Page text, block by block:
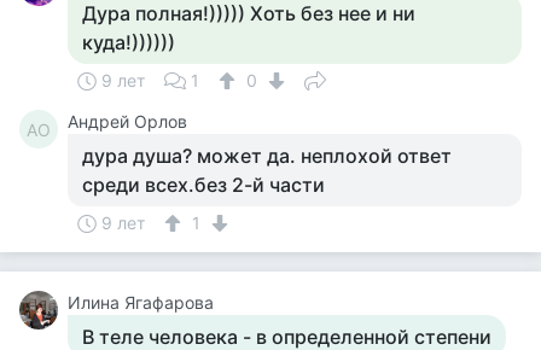
Дура полная!))))) Хоть без нее и ни
куда!))))))
9 лет 1 0
АО Андрей Орлов
дура душа? может да. неплохой ответ
среди всех.без 2-й части
9 лет 1
Илина Ягафарова
В теле человека - в определенной степени